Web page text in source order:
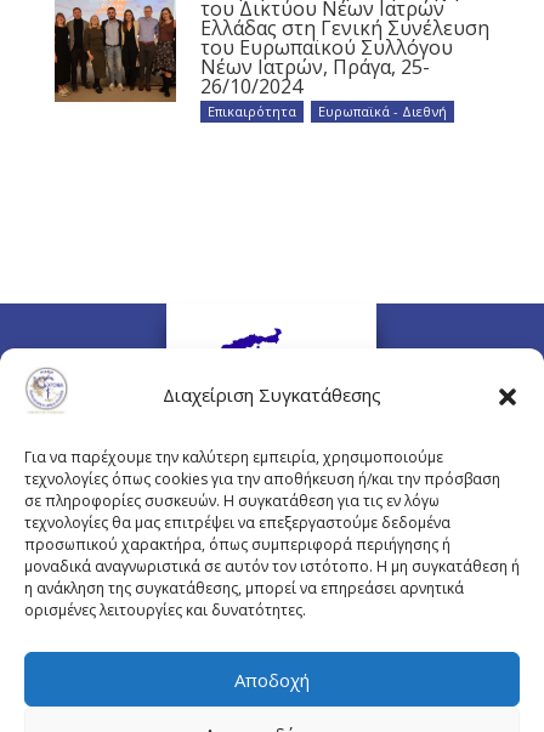
Διαχείριση Συγκατάθεσης
Για να παρέχουμε την καλύτερη εμπειρία, χρησιμοποιούμε
τεχνολογίες όπως cookies για την αποθήκευση ή/και την πρόσβαση
σε πληροφορίες συσκευών. Η συγκατάθεση για τις εν λόγω
τεχνολογίες θα μας επιτρέψει να επεξεργαστούμε δεδομένα
προσωπικού χαρακτήρα, όπως συμπεριφορά περιήγησης ή
μοναδικά αναγνωριστικά σε αυτόν τον ιστότοπο. Η μη συγκατάθεση ή
η ανάκληση της συγκατάθεσης, μπορεί να επηρεάσει αρνητικά
ορισμένες λειτουργίες και δυνατότητες.
Αποδοχή
του Δικτύου Νέων Ιατρών
Ελλάδας στη Γενική Συνέλευση
του Ευρωπαϊκού Συλλόγου
Νέων Ιατρών, Πράγα, 25-
26/10/2024
Επικαιρότητα Ευρωπαϊκά - Διεθνή
Πλουτάρχου 3, 10675 Αθήνα
Email επικοινωνίας:pisinfo@pis.gr